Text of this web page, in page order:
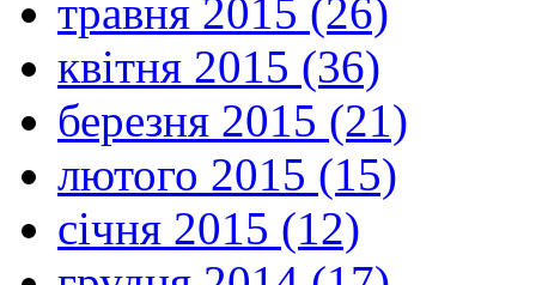
травня 2015 (26)
квітня 2015 (36)
березня 2015 (21)
лютого 2015 (15)
січня 2015 (12)